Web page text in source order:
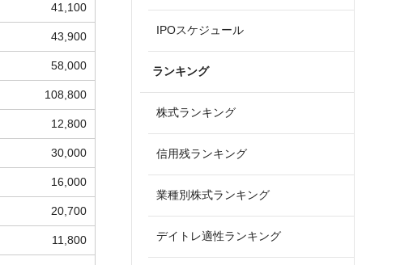
41,100
43,900
58,000
108,800
12,800
30,000
16,000
20,700
11,800
IPOスケジュール
ランキング
株式ランキング
信用残ランキング
業種別株式ランキング
デイトレ適性ランキング